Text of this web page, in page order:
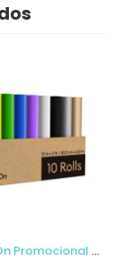
Cricut Iron On Promocional Multicolor 12 x 3 Ft (10)